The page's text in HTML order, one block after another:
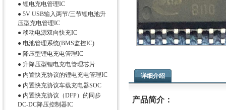
● 锂电充电管理IC
● 5V USB输入两节/三节锂电池升
压型充电管理IC
● 移动电源双向快充IC
● 电池管理系统(BMS监控IC)
● 降压型锂电充电管理IC
● 升降压型锂电充电管理芯片
● 内置快充协议的锂电充电管理IC
● 内置快充协议车载充电器SOC
● 内置快充协议（DFP）的同步
DC-DC降压控制器IC
详细介绍
产品简介：